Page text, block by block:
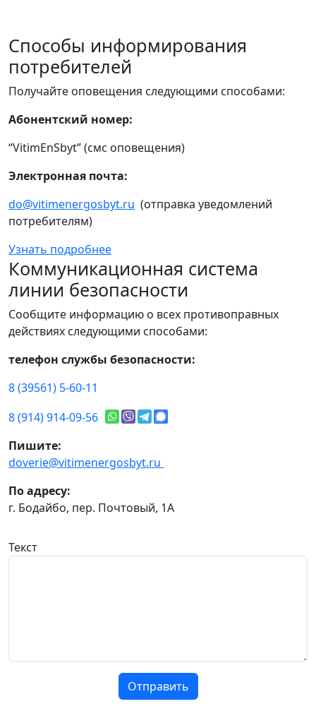
Способы информирования
потребителей
Получайте оповещения следующими способами:
Абонентский номер:
“VitimEnSbyt” (смс оповещения)
Электронная почта:
do@vitimenergosbyt.ru (отправка уведомлений
потребителям)
Узнать подробнее
Коммуникационная система
линии безопасности
Сообщите информацию о всех противоправных
действиях следующими способами:
телефон службы безопасности:
8 (39561) 5-60-11
8 (914) 914-09-56
Пишите:
doverie@vitimenergosbyt.ru
По адресу:
г. Бодайбо, пер. Почтовый, 1А
Текст
Отправить